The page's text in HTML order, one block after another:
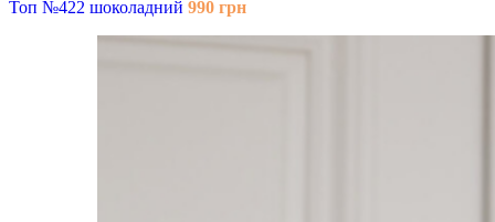
Топ №422 шоколадний 990 грн